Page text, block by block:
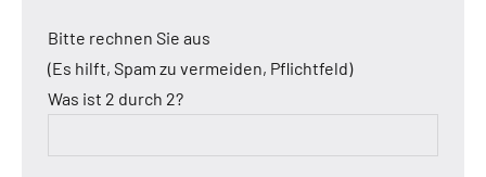
Bitte rechnen Sie aus
(Es hilft, Spam zu vermeiden, Pflichtfeld)
Was ist 2 durch 2?